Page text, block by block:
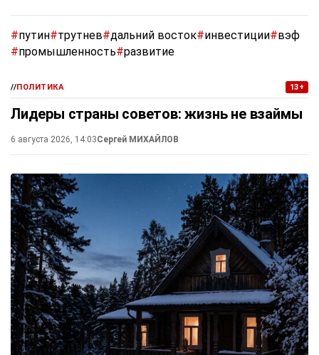
#путин#трутнев#дальний восток#инвестиции#вэф
#промышленность#развитие
//ПОЛИТИКА 13+
Лидеры страны советов: жизнь не взаймы
6 августа 2026, 14:03Сергей МИХАЙЛОВ